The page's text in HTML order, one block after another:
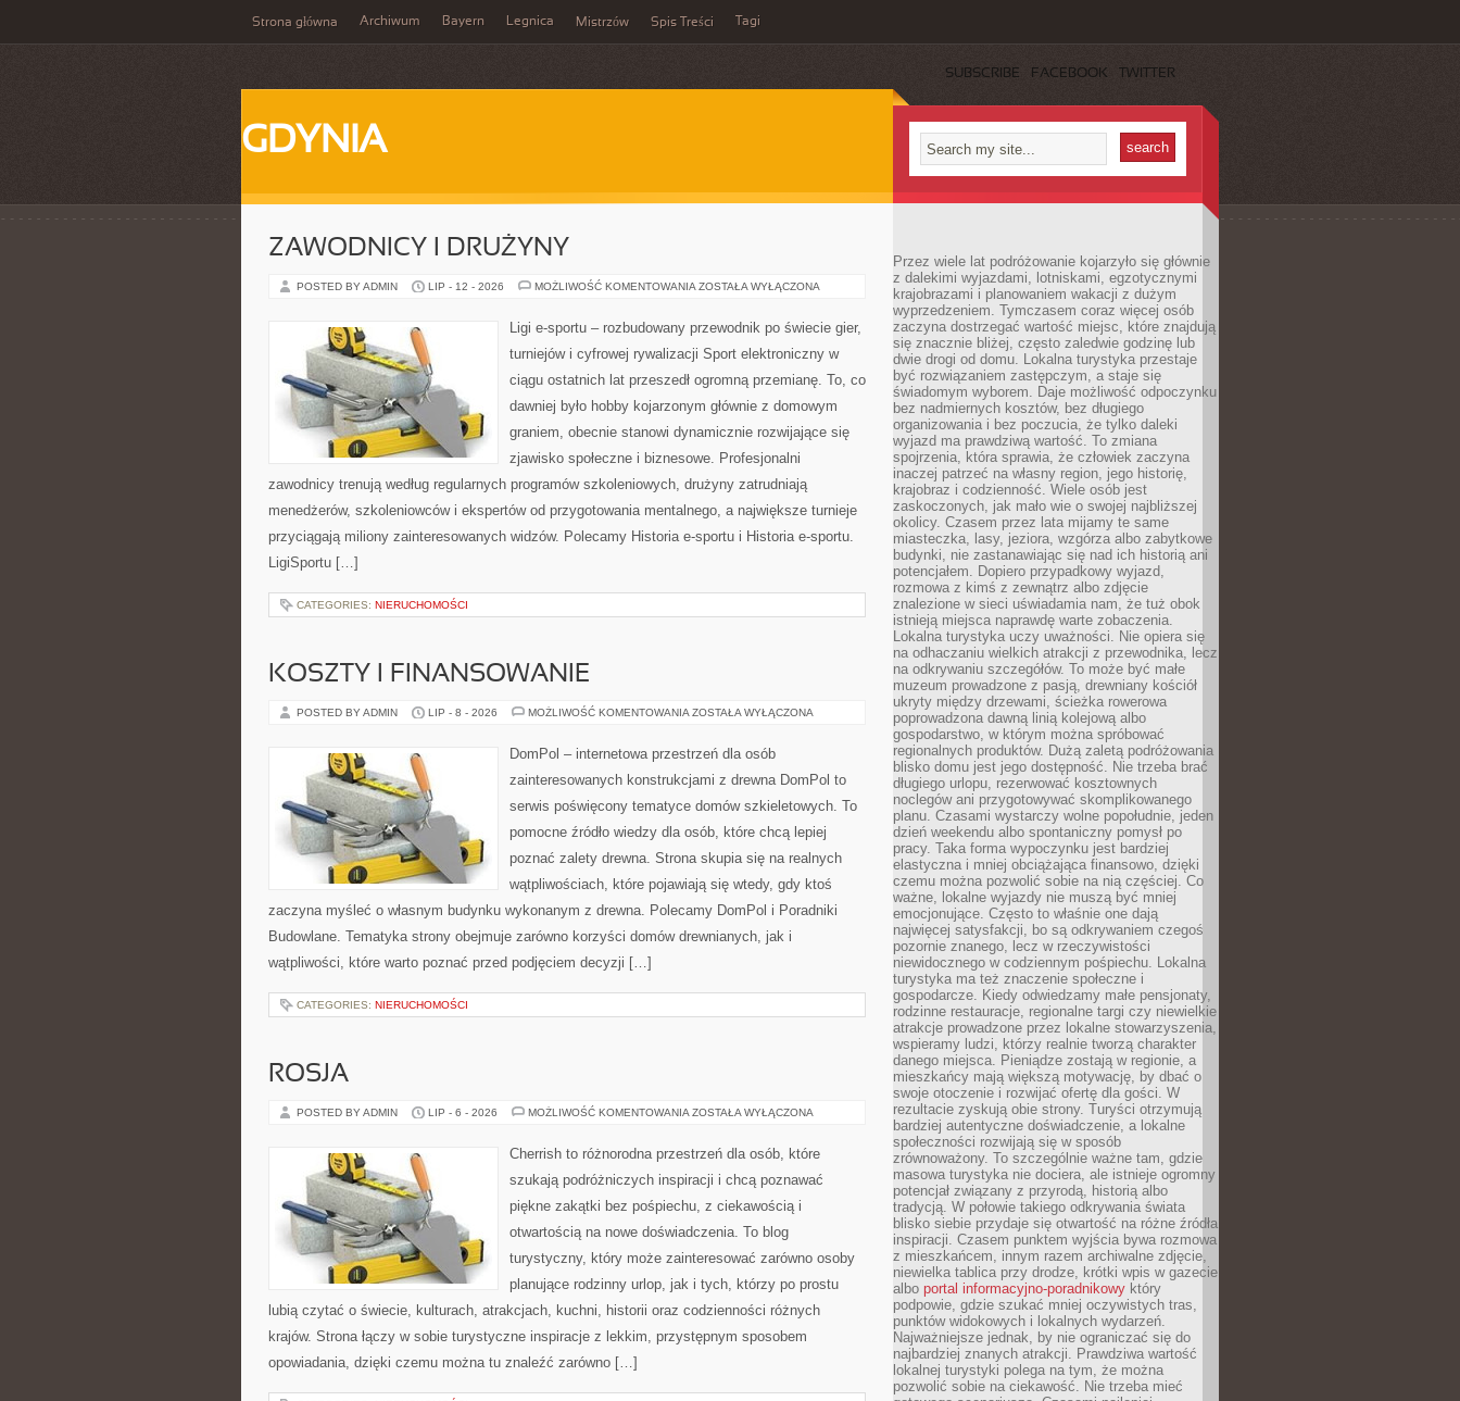
Strona główna Archiwum Bayern Legnica Mistrzów Spis Treści Tagi
SUBSCRIBE FACEBOOK TWITTER
GDYNIA
ZAWODNICY I DRUŻYNY
POSTED BY ADMIN LIP - 12 - 2026 MOŻLIWOŚĆ KOMENTOWANIA ZAWODNICY
ZOSTAŁA WYŁĄCZONA
Ligi e-sportu – rozbudowany przewodnik po świecie gier,
turniejów i cyfrowej rywalizacji Sport elektroniczny w
ciągu ostatnich lat przeszedł ogromną przemianę. To, co
dawniej było hobby kojarzonym głównie z domowym
graniem, obecnie stanowi dynamicznie rozwijające się
zjawisko społeczne i biznesowe. Profesjonalni
zawodnicy trenują według regularnych programów szkoleniowych, drużyny zatrudniają
menedżerów, szkoleniowców i ekspertów od przygotowania mentalnego, a największe turnieje
przyciągają miliony zainteresowanych widzów. Polecamy Historia e-sportu i Historia e-sportu.
LigiSportu […]
CATEGORIES: NIERUCHOMOŚCI
KOSZTY I FINANSOWANIE
POSTED BY ADMIN LIP - 8 - 2026 MOŻLIWOŚĆ KOMENTOWANIA KOSZTY
ZOSTAŁA WYŁĄCZONA
DomPol – internetowa przestrzeń dla osób
zainteresowanych konstrukcjami z drewna DomPol to
serwis poświęcony tematyce domów szkieletowych. To
pomocne źródło wiedzy dla osób, które chcą lepiej
poznać zalety drewna. Strona skupia się na realnych
wątpliwościach, które pojawiają się wtedy, gdy ktoś
zaczyna myśleć o własnym budynku wykonanym z drewna. Polecamy DomPol i Poradniki
Budowlane. Tematyka strony obejmuje zarówno korzyści domów drewnianych, jak i
wątpliwości, które warto poznać przed podjęciem decyzji […]
CATEGORIES: NIERUCHOMOŚCI
ROSJA
POSTED BY ADMIN LIP - 6 - 2026 MOŻLIWOŚĆ KOMENTOWANIA ROSJA
ZOSTAŁA WYŁĄCZONA
Cherrish to różnorodna przestrzeń dla osób, które
szukają podróżniczych inspiracji i chcą poznawać
piękne zakątki bez pośpiechu, z ciekawością i
otwartością na nowe doświadczenia. To blog
turystyczny, który może zainteresować zarówno osoby
planujące rodzinny urlop, jak i tych, którzy po prostu
lubią czytać o świecie, kulturach, atrakcjach, kuchni, historii oraz codzienności różnych
krajów. Strona łączy w sobie turystyczne inspiracje z lekkim, przystępnym sposobem
opowiadania, dzięki czemu można tu znaleźć zarówno […]
Przez wiele lat podróżowanie kojarzyło się głównie
z dalekimi wyjazdami, lotniskami, egzotycznymi
krajobrazami i planowaniem wakacji z dużym
wyprzedzeniem. Tymczasem coraz więcej osób
zaczyna dostrzegać wartość miejsc, które znajdują
się znacznie bliżej, często zaledwie godzinę lub
dwie drogi od domu. Lokalna turystyka przestaje
być rozwiązaniem zastępczym, a staje się
świadomym wyborem. Daje możliwość odpoczynku
bez nadmiernych kosztów, bez długiego
organizowania i bez poczucia, że tylko daleki
wyjazd ma prawdziwą wartość. To zmiana
spojrzenia, która sprawia, że człowiek zaczyna
inaczej patrzeć na własny region, jego historię,
krajobraz i codzienność. Wiele osób jest
zaskoczonych, jak mało wie o swojej najbliższej
okolicy. Czasem przez lata mijamy te same
miasteczka, lasy, jeziora, wzgórza albo zabytkowe
budynki, nie zastanawiając się nad ich historią ani
potencjałem. Dopiero przypadkowy wyjazd,
rozmowa z kimś z zewnątrz albo zdjęcie
znalezione w sieci uświadamia nam, że tuż obok
istnieją miejsca naprawdę warte zobaczenia.
Lokalna turystyka uczy uważności. Nie opiera się
na odhaczaniu wielkich atrakcji z przewodnika, lecz
na odkrywaniu szczegółów. To może być małe
muzeum prowadzone z pasją, drewniany kościół
ukryty między drzewami, ścieżka rowerowa
poprowadzona dawną linią kolejową albo
gospodarstwo, w którym można spróbować
regionalnych produktów. Dużą zaletą podróżowania
blisko domu jest jego dostępność. Nie trzeba brać
długiego urlopu, rezerwować kosztownych
noclegów ani przygotowywać skomplikowanego
planu. Czasami wystarczy wolne popołudnie, jeden
dzień weekendu albo spontaniczny pomysł po
pracy. Taka forma wypoczynku jest bardziej
elastyczna i mniej obciążająca finansowo, dzięki
czemu można pozwolić sobie na nią częściej. Co
ważne, lokalne wyjazdy nie muszą być mniej
emocjonujące. Często to właśnie one dają
najwięcej satysfakcji, bo są odkrywaniem czegoś
pozornie znanego, lecz w rzeczywistości
niewidocznego w codziennym pośpiechu. Lokalna
turystyka ma też znaczenie społeczne i
gospodarcze. Kiedy odwiedzamy małe pensjonaty,
rodzinne restauracje, regionalne targi czy niewielkie
atrakcje prowadzone przez lokalne stowarzyszenia,
wspieramy ludzi, którzy realnie tworzą charakter
danego miejsca. Pieniądze zostają w regionie, a
mieszkańcy mają większą motywację, by dbać o
swoje otoczenie i rozwijać ofertę dla gości. W
rezultacie zyskują obie strony. Turyści otrzymują
bardziej autentyczne doświadczenie, a lokalne
społeczności rozwijają się w sposób
zrównoważony. To szczególnie ważne tam, gdzie
masowa turystyka nie dociera, ale istnieje ogromny
potencjał związany z przyrodą, historią albo
tradycją. W połowie takiego odkrywania świata
blisko siebie przydaje się otwartość na różne źródła
inspiracji. Czasem punktem wyjścia bywa rozmowa
z mieszkańcem, innym razem archiwalne zdjęcie,
niewielka tablica przy drodze, krótki wpis w gazecie
albo portal informacyjno-poradnikowy który
podpowie, gdzie szukać mniej oczywistych tras,
punktów widokowych i lokalnych wydarzeń.
Najważniejsze jednak, by nie ograniczać się do
najbardziej znanych atrakcji. Prawdziwa wartość
lokalnej turystyki polega na tym, że można
pozwolić sobie na ciekawość. Nie trzeba mieć